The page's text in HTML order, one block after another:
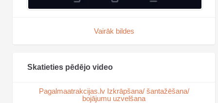
Vairāk bildes
Skatieties pēdējo video
Pagalmaatrakcijas.lv Izkrāpšana/ šantažēšana/
bojājumu uzvelšana